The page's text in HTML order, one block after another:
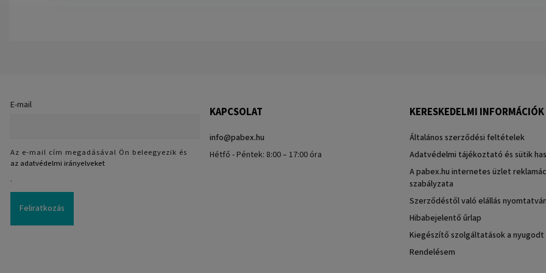
E-mail
Az e-mail cím megadásával Ön beleegyezik és
az adatvédelmi irányelveket
.
Feliratkozás
KAPCSOLAT
info@pabex.hu
Hétfő - Péntek: 8:00 – 17:00 óra
KERESKEDELMI INFORMÁCIÓK
Általános szerződési feltételek
Adatvédelmi tájékoztató és sütik
A pabex.hu internetes üzlet
szabályzata
Szerződéstől való elállás
Hibabejelentő űrlap
Kiegészítő szolgáltatások a nyugodt
Rendelésem